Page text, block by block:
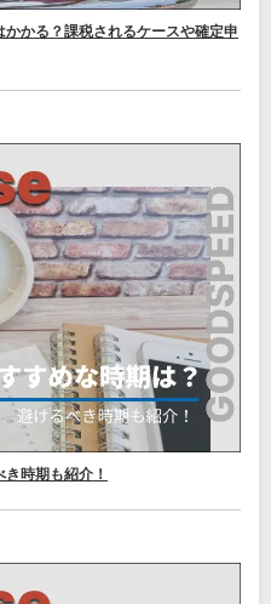
かる？課税されるケースや確定申
時期も紹介！